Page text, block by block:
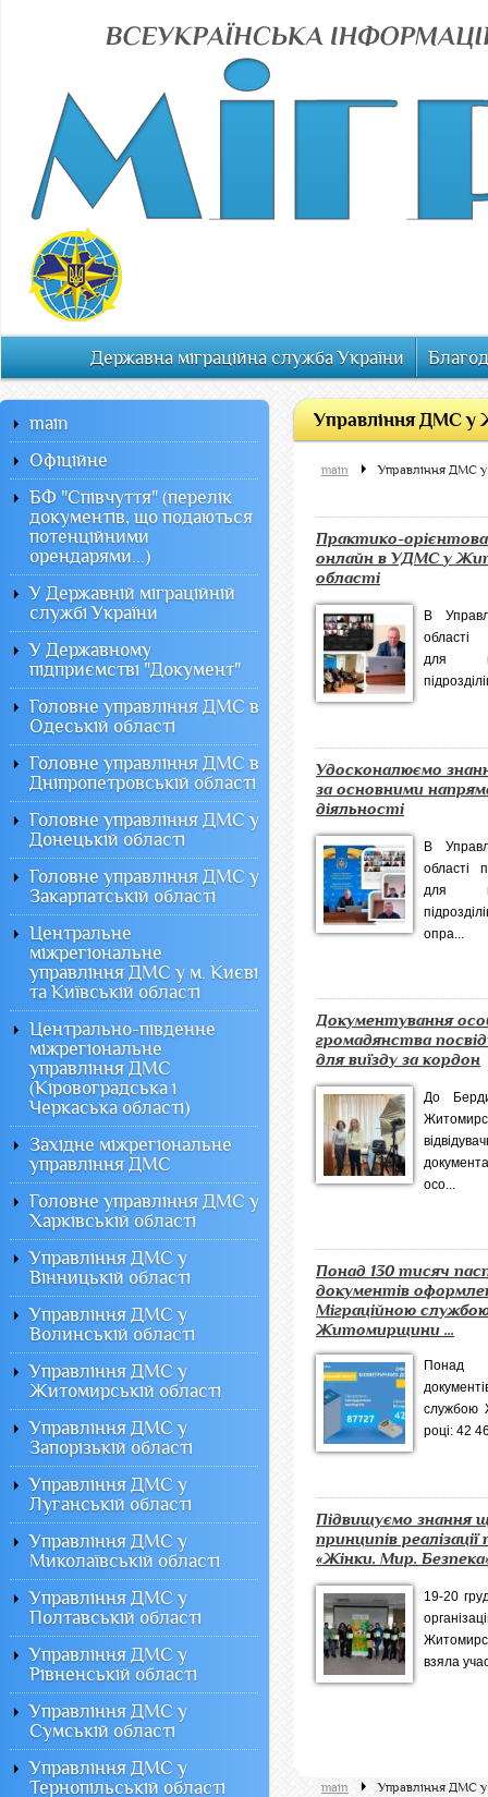
Державна міграційна служба України
Управління ДМС у
main Управління ДМС у
Практико-
онлайн в УДМС у
області
В
області
для
Удосконалюємо
за основними
діяльності
В
області
для
опра...
Документування
громадянства
для виїзду за кордон
До
осо...
Понад 130 тисяч
документів
Міграційною
Житомирщини ...
Понад
службою
році: 42
Підвищуємо знання
принципів
«Жінки. Мир.
19-20
взяла
main Управління ДМС у
main
Офiцiйне
БФ "Співчуття" (перелік
документів, що подаються
потенційними
орендарями...)
У Державній міграційній
службі України
У Державному
підприємстві "Документ"
Головне управління ДМС в
Одеській області
Головне управління ДМС в
Дніпропетровській області
Головне управління ДМС у
Донецькій області
Головне управління ДМС у
Закарпатській області
Центральне
міжрегіональне
управління ДМС у м. Києві
та Київській області
Центрально-південне
міжрегіональне
управління ДМС
(Кіровоградська і
Черкаська області)
Західне міжрегіональне
управління ДМС
Головне управління ДМС у
Харківській області
Управління ДМС у
Вінницькій області
Управління ДМС у
Волинській області
Управління ДМС у
Житомирській області
Управління ДМС у
Запорізькій області
Управління ДМС у
Луганській області
Управління ДМС у
Миколаївській області
Управління ДМС у
Полтавській області
Управління ДМС у
Рівненській області
Управління ДМС у
Сумській області
Управління ДМС у
Тернопільській області